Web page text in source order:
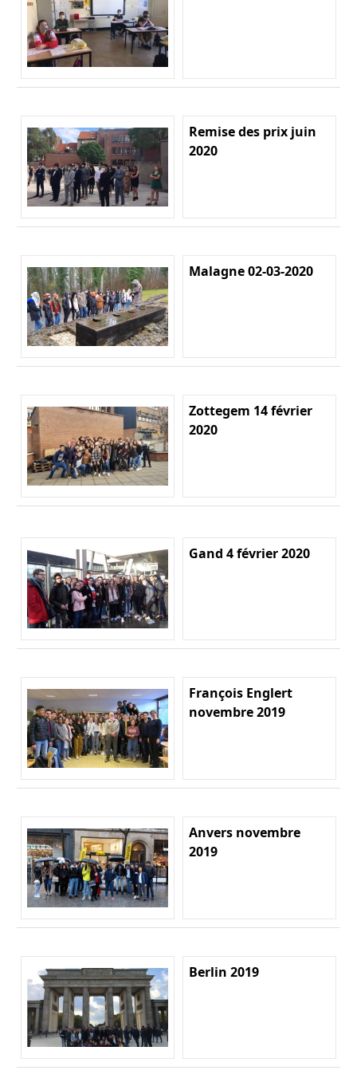
Remise des prix juin
2020
Malagne 02-03-2020
Zottegem 14 février
2020
Gand 4 février 2020
François Englert
novembre 2019
Anvers novembre
2019
Berlin 2019